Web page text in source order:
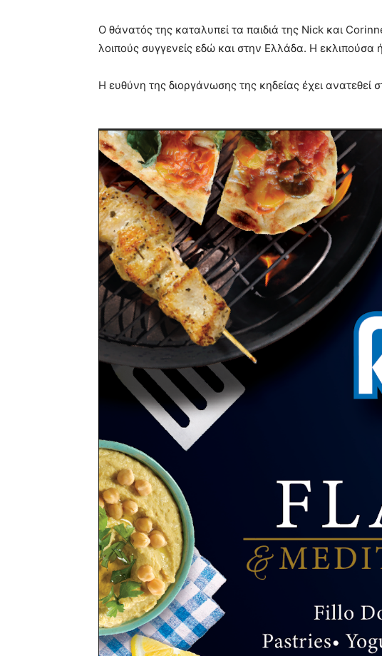
Ο θάνατός της καταλυπεί τα παιδιά της Nick και
λοιπούς συγγενείς εδώ και στην Ελλάδα. Η
Η ευθύνη της διοργάνωσης της κηδείας έχει